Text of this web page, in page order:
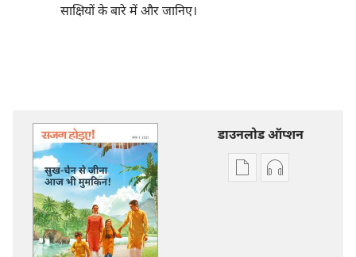
साक्षियों के बारे में और जानिए।
डाउनलोड ऑप्शन
डिजिटलऑडियो